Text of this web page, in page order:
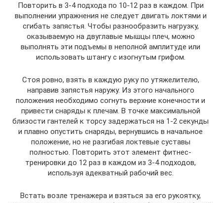
Повторить в 3-4 подхода по 10-12 раз в каждом. При
выполнении упражнения не следует двигать локтями и
сгибать запястья. Чтобы разнообразить нагрузку,
оказываемую на двуглавые мышцы плеч, можно
выполнять эти подъемы в неполной амплитуде или
использовать штангу с изогнутым грифом.
Стоя ровно, взять в каждую руку по утяжелителю,
направив запястья наружу. Из этого начального
положения необходимо согнуть верхние конечности и
привести снаряды к плечам. В точке максимальной
близости гантелей к торсу задержаться на 1-2 секунды
и плавно опустить снаряды, вернувшись в начальное
положение, но не разгибая локтевые суставы
полностью. Повторить этот элемент фитнес-
тренировки до 12 раз в каждом из 3-4 подходов,
используя адекватный рабочий вес.
Встать возле тренажера и взяться за его рукоятку,